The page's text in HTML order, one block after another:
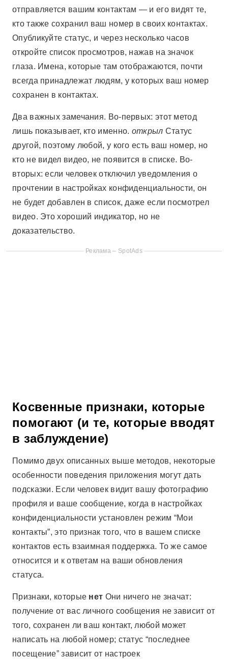
отправляется вашим контактам — и его видят те,
кто также сохранил ваш номер в своих контактах.
Опубликуйте статус, и через несколько часов
откройте список просмотров, нажав на значок
глаза. Имена, которые там отображаются, почти
всегда принадлежат людям, у которых ваш номер
сохранен в контактах.
Два важных замечания. Во-первых: этот метод
лишь показывает, кто именно. открыл Статус
другой, поэтому любой, у кого есть ваш номер, но
кто не видел видео, не появится в списке. Во-
вторых: если человек отключил уведомления о
прочтении в настройках конфиденциальности, он
не будет добавлен в список, даже если посмотрел
видео. Это хороший индикатор, но не
доказательство.
Реклама – SpotAds
Косвенные признаки, которые
помогают (и те, которые вводят
в заблуждение)
Помимо двух описанных выше методов, некоторые
особенности поведения приложения могут дать
подсказки. Если человек видит вашу фотографию
профиля и ваше сообщение, когда в настройках
конфиденциальности установлен режим “Мои
контакты”, это признак того, что в вашем списке
контактов есть взаимная поддержка. То же самое
относится и к ответам на ваши обновления
статуса.
Признаки, которые нет Они ничего не значат:
получение от вас личного сообщения не зависит от
того, сохранен ли ваш контакт, любой может
написать на любой номер; статус “последнее
посещение” зависит от настроек